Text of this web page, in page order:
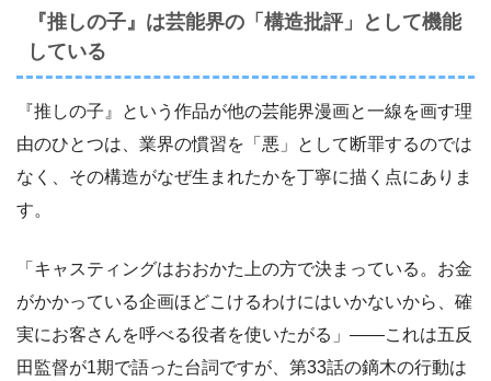
『推しの子』は芸能界の「構造批評」として機能
している
『推しの子』という作品が他の芸能界漫画と一線を画す理
由のひとつは、業界の慣習を「悪」として断罪するのでは
なく、その構造がなぜ生まれたかを丁寧に描く点にありま
す。
「キャスティングはおおかた上の方で決まっている。お金
がかかっている企画ほどこけるわけにはいかないから、確
実にお客さんを呼べる役者を使いたがる」——これは五反
田監督が1期で語った台詞ですが、第33話の鏑木の行動は